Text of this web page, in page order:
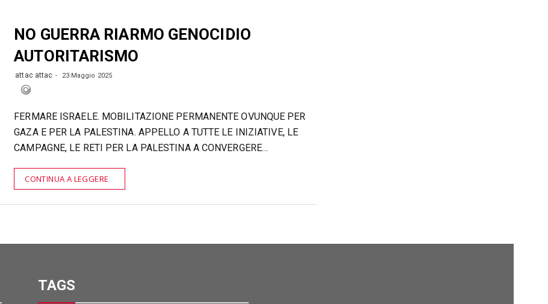
NO GUERRA RIARMO GENOCIDIO
AUTORITARISMO
attac attac 23 Maggio 2025
FERMARE ISRAELE. MOBILITAZIONE PERMANENTE OVUNQUE PER
GAZA E PER LA PALESTINA. APPELLO A TUTTE LE INIZIATIVE, LE
CAMPAGNE, LE RETI PER LA PALESTINA A CONVERGERE…
CONTINUA A LEGGERE
TAGS